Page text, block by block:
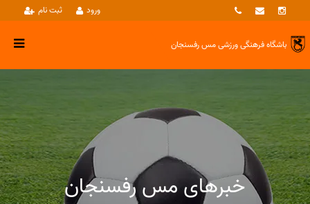
ثبت نام ورود
باشگاه فرهنگی ورزشیمس رفسنجان
خبرهای مس رفسنجان